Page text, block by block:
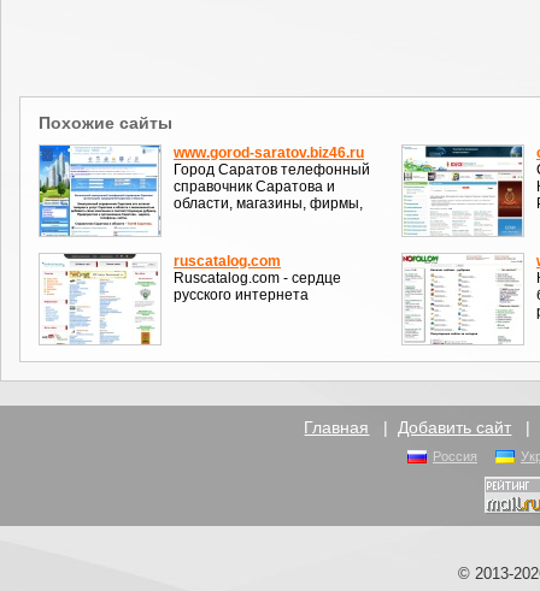
Похожие сайты
www.gorod-saratov.biz46.ru
Город Саратов телефонный
справочник Саратова и
области, магазины, фирмы,
ruscatalog.com
Ruscatalog.com - сердце
русского интернета
Главная | Добавить сайт |
Россия
© 2013-